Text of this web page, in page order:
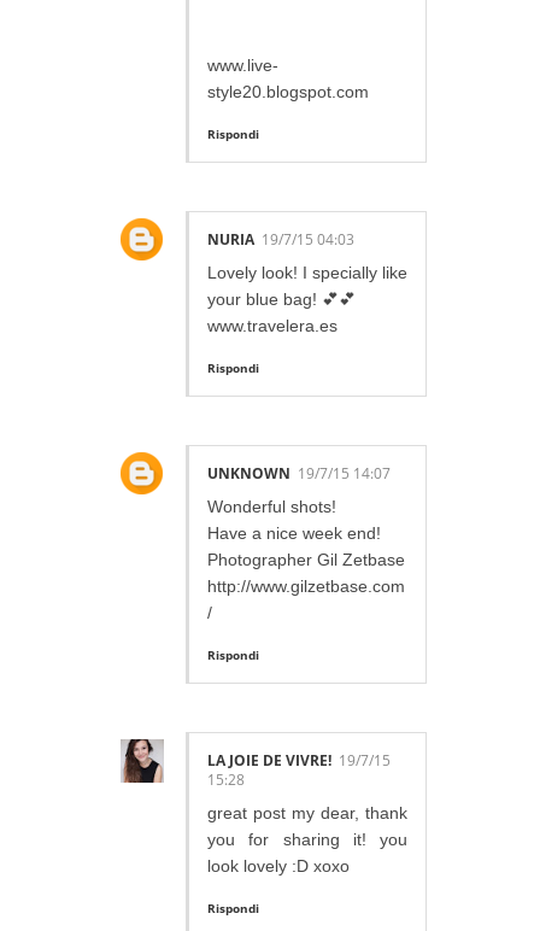
www.live-
style20.blogspot.com
Rispondi
NURIA 19/7/15 04:03
Lovely look! I specially like
your blue bag! 💕💕
www.travelera.es
Rispondi
UNKNOWN 19/7/15 14:07
Wonderful shots!
Have a nice week end!
Photographer Gil Zetbase
http://www.gilzetbase.com
/
Rispondi
LA JOIE DE VIVRE! 19/7/15
15:28
great post my dear, thank
you for sharing it! you
look lovely :D xoxo
Rispondi